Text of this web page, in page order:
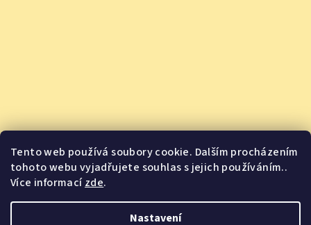
Tento web používá soubory cookie. Dalším procházením
tohoto webu vyjadřujete souhlas s jejich používáním..
Více informacízde.
Nastavení
Vychutnejte si oceněná vína z pohodlí domova